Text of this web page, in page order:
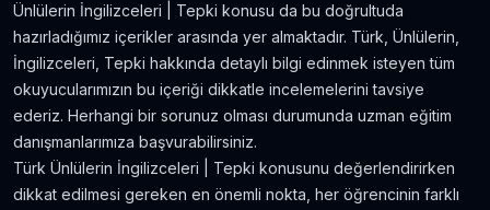
Kanada Aylık Yaşam Masrafları | Toronto Pahalı
Mı?
4.809gör.8 yıldan fazla önce
Ünlülerin İngilizceleri | Tepki konusu da bu doğrultuda
hazırladığımız içerikler arasında yer almaktadır. Türk, Ünlülerin,
İngilizceleri, Tepki hakkında detaylı bilgi edinmek isteyen tüm
okuyucularımızın bu içeriği dikkatle incelemelerini tavsiye
ederiz. Herhangi bir sorunuz olması durumunda uzman eğitim
danışmanlarımıza başvurabilirsiniz.
Türk Ünlülerin İngilizceleri | Tepki konusunu değerlendirirken
dikkat edilmesi gereken en önemli nokta, her öğrencinin farklı